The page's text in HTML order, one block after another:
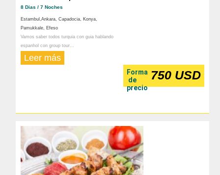
8 Dias / 7 Noches
Estambul,Ankara, Capadocia, Konya,
Pamukkale, Efeso
Vamos saber todos turquia con guia hablando
espanhol con group tour...
Leer más
Forma
de
precio
750 USD